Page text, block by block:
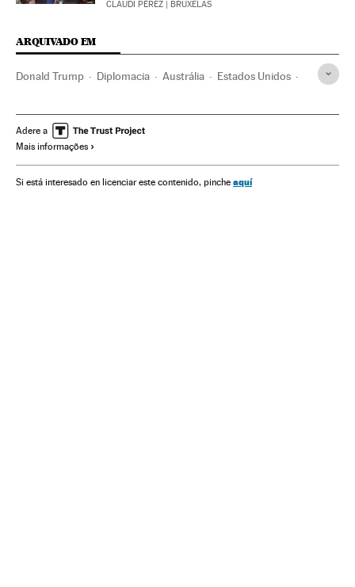
CLAUDI PÉREZ | BRUXELAS
ARQUIVADO EM
Donald Trump Diplomacia Austrália Estados Unidos
Relações internacionais América Latina
Relações exteriores
Adere a
Mais informações
Si está interesado en licenciar este contenido, pinche aquí